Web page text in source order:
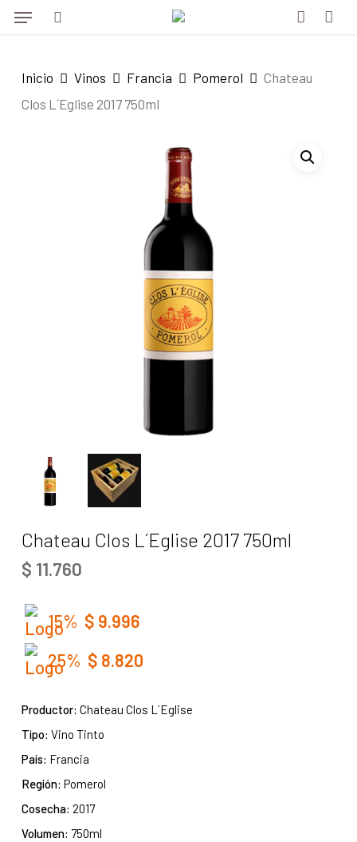
Skip
content
Menu
Inicio Vinos Francia Pomerol
Chateau
Clos L´Eglise 2017 750ml
Chateau Clos L´Eglise 2017 750ml
$ 11.760
15% $ 9.996
25% $ 8.820
Productor: Chateau Clos L´Eglise
Tipo: Vino Tinto
País: Francia
Región: Pomerol
Cosecha: 2017
Volumen: 750ml